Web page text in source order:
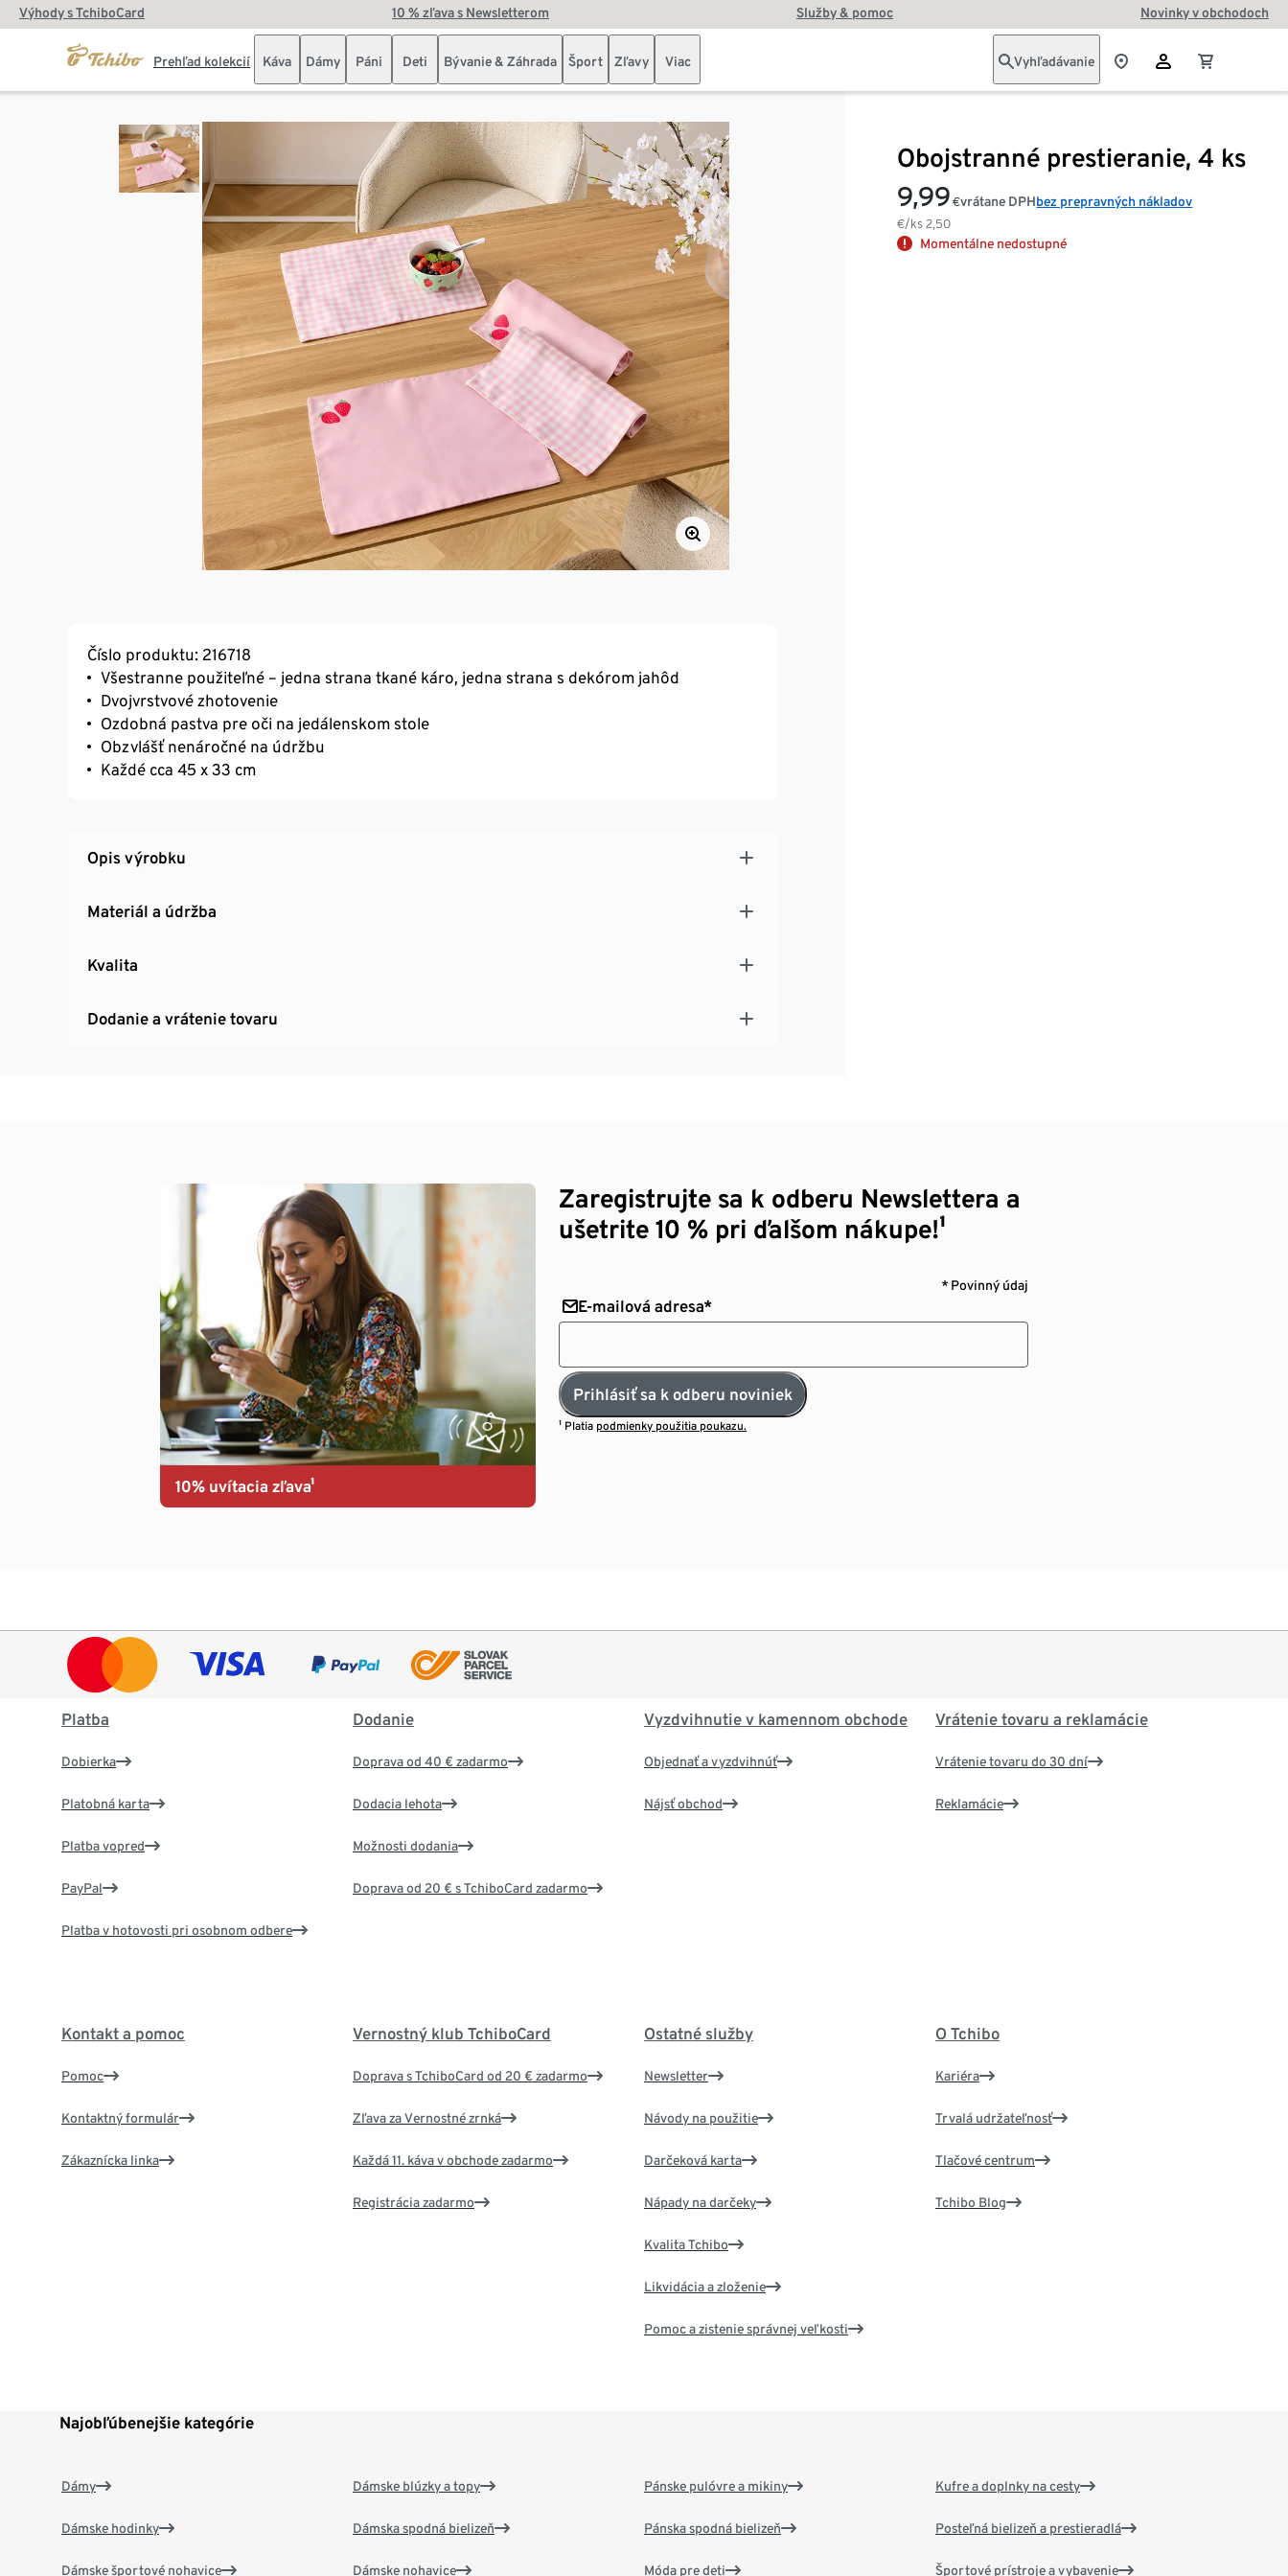
Výhody s TchiboCard 10 % zľava s Newsletterom Služby & pomoc Novinky v obchodoch
Prehľad kolekcií Káva Dámy Páni Deti Bývanie & Záhrada Šport Zľavy Viac Vyhľadávanie
Obojstranné prestieranie, 4 ks
9,99 €
€/ks2,50
vrátane DPHbez prepravných nákladov
Momentálne nedostupné
Číslo produktu: 216718
Všestranne použiteľné – jedna strana tkané káro, jedna strana s dekórom jahôd
Dvojvrstvové zhotovenie
Ozdobná pastva pre oči na jedálenskom stole
Obzvlášť nenáročné na údržbu
Každé cca 45 x 33 cm
Opis výrobku
Materiál a údržba
Kvalita
Dodanie a vrátenie tovaru
10% uvítacia zľava¹
Zaregistrujte sa k odberu Newslettera a
ušetrite 10 % pri ďalšom nákupe!¹
* Povinný údaj
E-mailová adresa*
Prihlásiť sa k odberu noviniek
¹ Platia podmienky použitia poukazu.
Platba
Dobierka
Platobná karta
Platba vopred
PayPal
Platba v hotovosti pri osobnom odbere
Dodanie
Doprava od 40 € zadarmo
Dodacia lehota
Možnosti dodania
Doprava od 20 € s TchiboCard zadarmo
Vyzdvihnutie v kamennom obchode
Objednať a vyzdvihnúť
Nájsť obchod
Vrátenie tovaru a reklamácie
Vrátenie tovaru do 30 dní
Reklamácie
Kontakt a pomoc
Pomoc
Kontaktný formulár
Zákaznícka linka
Vernostný klub TchiboCard
Doprava s TchiboCard od 20 € zadarmo
Zľava za Vernostné zrnká
Každá 11. káva v obchode zadarmo
Registrácia zadarmo
Ostatné služby
Newsletter
Návody na použitie
Darčeková karta
Nápady na darčeky
Kvalita Tchibo
Likvidácia a zloženie
Pomoc a zistenie správnej veľkosti
O Tchibo
Kariéra
Trvalá udržateľnosť
Tlačové centrum
Tchibo Blog
Najobľúbenejšie kategórie
Dámy
Dámske hodinky
Dámske športové nohavice
Dámske blúzky a topy
Dámska spodná bielizeň
Dámske nohavice
Pánske pulóvre a mikiny
Pánska spodná bielizeň
Móda pre deti
Kufre a doplnky na cesty
Posteľná bielizeň a prestieradlá
Športové prístroje a vybavenie